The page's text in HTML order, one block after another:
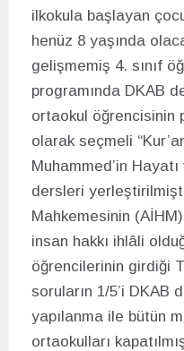
ilkokula başlayan
henüz 8 yaşında
gelişmemiş 4. sınıf
programında DKAB
ortaokul öğrencisinin
olarak seçmeli
Muhammed’in
dersleri
Mahkemesinin
insan hakkı ihlâli
öğrencilerinin girdiği
soruların 1/5’i DKAB
yapılanma ile bütün
ortaokulları